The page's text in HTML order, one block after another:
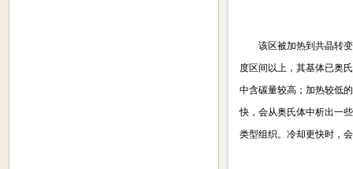
该区被加热到共晶转变
度区间以上，其基体已奥
中含碳量较高；加热较低
快，会从奥氏体中析出一
类型组织。冷却更快时，